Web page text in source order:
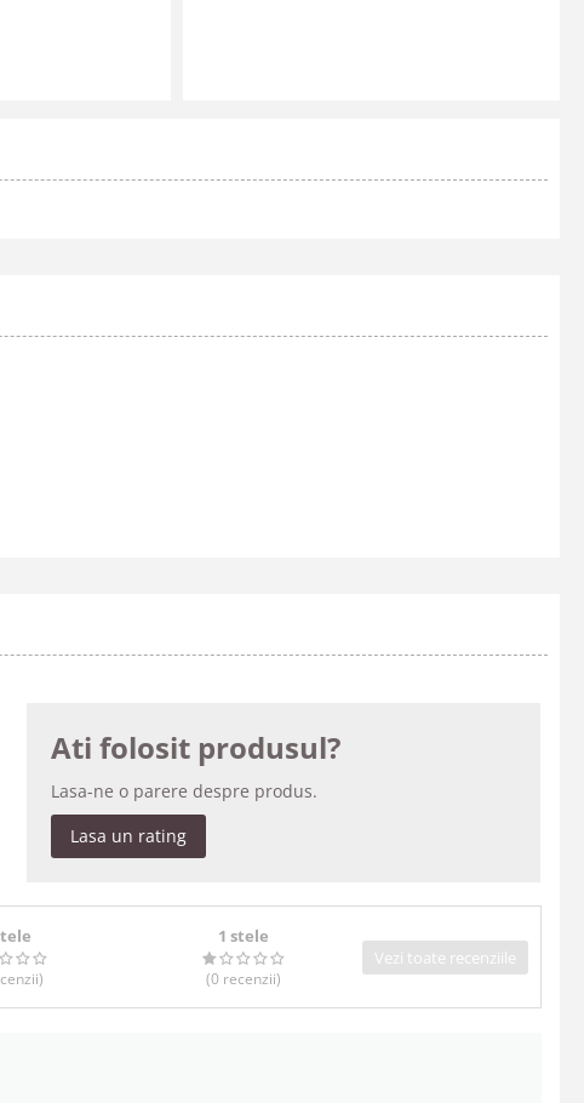
Ati folosit produsul?
Lasa-ne o parere despre produs.
Lasa un rating
)
1 stele
(0 recenzii)
Vezi toate recenziile